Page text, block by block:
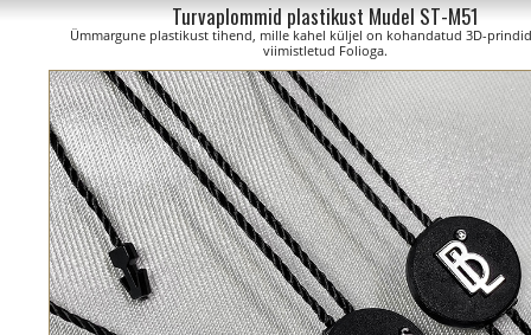
Turvaplommid plastikust Mudel ST-M51
Ümmargune plastikust tihend, mille kahel küljel on kohandatud 3D-
viimistletud Folioga.